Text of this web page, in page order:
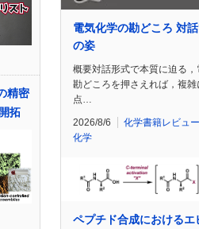
精密
拓
電気化学の勘どころ 対
の姿
概要対話形式で本質に迫る，
勘どころを押さえれば，複
点…
2026/8/6 化学書籍レビュー
化学
ペプチド合成におけるエ